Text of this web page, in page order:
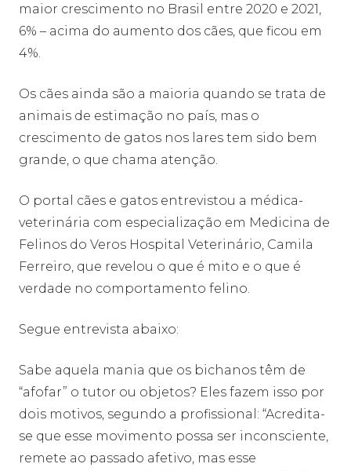
maior crescimento no Brasil entre 2020 e 2021,
6% – acima do aumento dos cães, que ficou em
4%.
Os cães ainda são a maioria quando se trata de
animais de estimação no país, mas o
crescimento de gatos nos lares tem sido bem
grande, o que chama atenção.
O portal cães e gatos entrevistou a médica-
veterinária com especialização em Medicina de
Felinos do Veros Hospital Veterinário, Camila
Ferreiro, que revelou o que é mito e o que é
verdade no comportamento felino.
Segue entrevista abaixo:
Sabe aquela mania que os bichanos têm de
“afofar” o tutor ou objetos? Eles fazem isso por
dois motivos, segundo a profissional: “Acredita-
se que esse movimento possa ser inconsciente,
remete ao passado afetivo, mas esse